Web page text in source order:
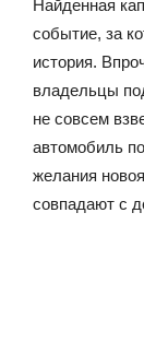
Найденная
событие, за
история.
владельцы
не совсем
автомобиль
желания
совпадают с